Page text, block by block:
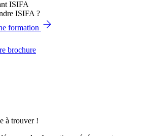
ISIFA ?
formation
brochure
à trouver !